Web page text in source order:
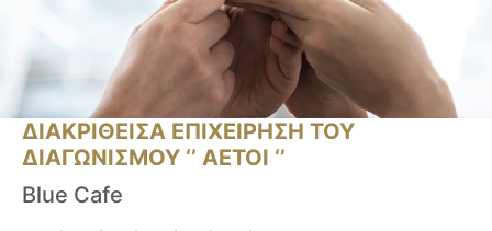
ΔΙΑΚΡΙΘΕΙΣΑ ΕΠΙΧΕΙΡΗΣΗ ΤΟΥ
ΔΙΑΓΩΝΙΣΜΟΥ ‘’ ΑΕΤΟΙ ‘’
Blue Cafe